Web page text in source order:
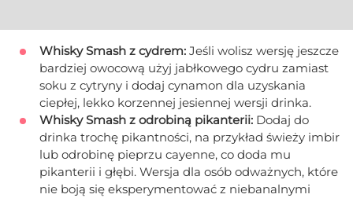
Whisky Smash z cydrem: Jeśli wolisz wersję jeszcze
bardziej owocową użyj jabłkowego cydru zamiast
soku z cytryny i dodaj cynamon dla uzyskania
ciepłej, lekko korzennej jesiennej wersji drinka.
Whisky Smash z odrobiną pikanterii: Dodaj do
drinka trochę pikantności, na przykład świeży imbir
lub odrobinę pieprzu cayenne, co doda mu
pikanterii i głębi. Wersja dla osób odważnych, które
nie boją się eksperymentować z niebanalnymi